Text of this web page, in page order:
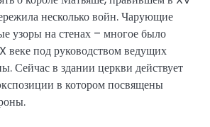
несколько войн. Чарующие
узоры на стенах – многое было
веке под руководством ведущих
Сейчас в здании церкви действует
в котором посвящены